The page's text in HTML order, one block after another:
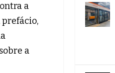
a
prefácio,
a